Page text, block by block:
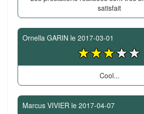
satisfait
Ornella GARIN le 2017-03-01
Cool...
Marcus VIVIER le 2017-04-07